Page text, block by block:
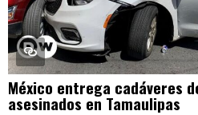
México entrega cadáveres
asesinados en Tamaulipas